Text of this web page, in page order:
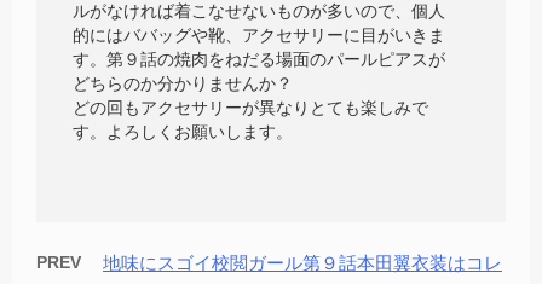
ルがなければ着こなせないものが多いので、個人
的にはババッグや靴、アクセサリーに目がいきま
す。第９話の焼肉をねだる場面のパールピアスが
どちらのか分かりませんか？
どの回もアクセサリーが異なりとても楽しみで
す。よろしくお願いします。
PREV 地味にスゴイ校閲ガール第９話本田翼衣装はコレ